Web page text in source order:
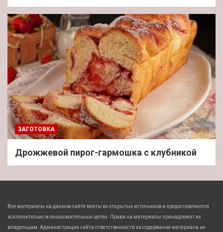
ЗАГОТОВКА
Дрожжевой пирог-гармошка с клубникой
Все материалы на данном сайте взяты из открытых источников и предоставляются
исключительно в ознакомительных целях. Права на материалы принадлежат их
владельцам. Администрация сайта ответственности за содержание материала не